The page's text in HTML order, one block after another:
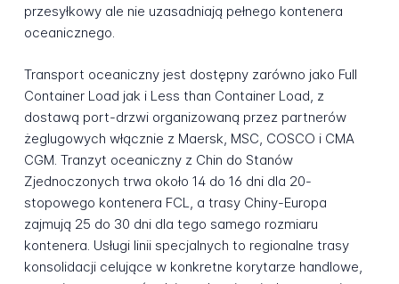
przesyłkowy ale nie uzasadniają pełnego kontenera
oceanicznego.
Transport oceaniczny jest dostępny zarówno jako Full
Container Load jak i Less than Container Load, z
dostawą port-drzwi organizowaną przez partnerów
żeglugowych włącznie z Maersk, MSC, COSCO i CMA
CGM. Tranzyt oceaniczny z Chin do Stanów
Zjednoczonych trwa około 14 do 16 dni dla 20-
stopowego kontenera FCL, a trasy Chiny-Europa
zajmują 25 do 30 dni dla tego samego rozmiaru
kontenera. Usługi linii specjalnych to regionalne trasy
konsolidacji celujące w konkretne korytarze handlowe,